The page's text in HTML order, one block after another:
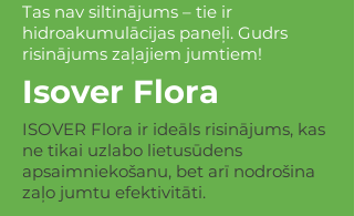
Tas nav siltinājums – tie ir
hidroakumulācijas paneļi. Gudrs
risinājums zaļajiem jumtiem!
Isover Flora
ISOVER Flora ir ideāls risinājums, kas
ne tikai uzlabo lietusūdens
apsaimniekošanu, bet arī nodrošina
zaļo jumtu efektivitāti.